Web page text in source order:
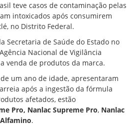
teve casos de contaminação pelas
intoxicados após consumirem
no Distrito Federal.
Secretaria de Saúde do Estado no
Nacional de Vigilância
venda de produtos da marca.
um ano de idade, apresentaram
após a ingestão da fórmula
afetados, estão
Pro, Nanlac Supreme Pro, Nanlac
Alfamino.